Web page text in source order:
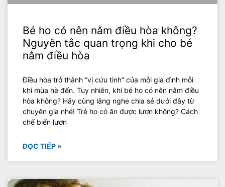
Bé ho có nên nằm điều hòa không?
Nguyên tắc quan trọng khi cho bé
nằm điều hòa
Điều hòa trở thành “vị cứu tinh” của mỗi gia đình mỗi
khi mùa hè đến. Tuy nhiên, khi bé ho có nên nằm điều
hòa không? Hãy cùng lắng nghe chia sẻ dưới đây từ
chuyên gia nhé! Trẻ ho có ăn được lươn không? Cách
chế biến lươn
ĐỌC TIẾP »